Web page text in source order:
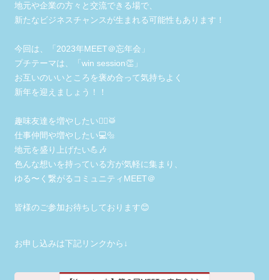
地元や企業の方々と交流できる場で、
新たなビジネスチャンスが生まれる可能性もあります！
今回は、「2023年MEET＠忘年会」
プチテーマは、「win session👏」
お互いのいいところを褒め合って気持ちよく
新年を迎えましょう！！
趣味友達を増やしたい🧘‍♂️🥁
仕事仲間や増やしたい💻🔩
地元を盛り上げたい💪🎶
色んな想いを持っている方が気軽に集まり、
ゆる〜く繋がるコミュニティMEET＠
皆様のご参加お待ちしております😊
お申し込みは下記リンクから↓